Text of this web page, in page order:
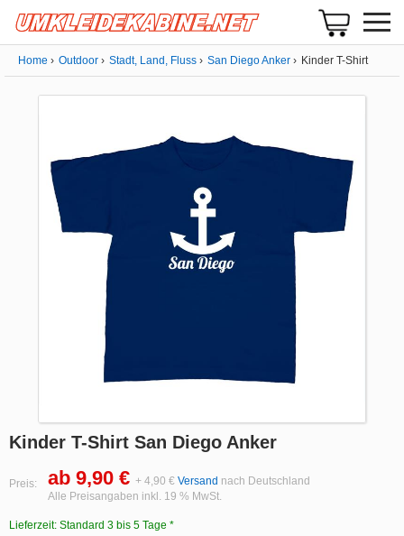
Home Outdoor Stadt, Land, Fluss San Diego Anker Kinder T-Shirt
Kinder T-Shirt San Diego Anker
Preis: ab 9,90 € + 4,90 € Versand nach Deutschland
Alle Preisangaben inkl. 19 % MwSt.
Lieferzeit: Standard 3 bis 5 Tage *